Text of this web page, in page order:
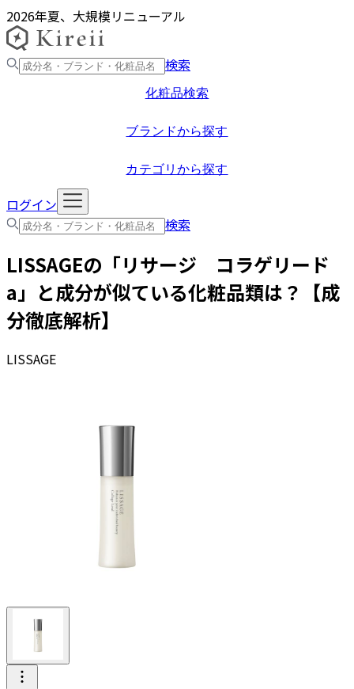
2026年夏、大規模リニューアル
検索
化粧品検索
ブランドから探す
カテゴリから探す
ログイン
検索
LISSAGEの「リサージ コラゲリード
a 」と成分が似ている化粧品類は？【成
分徹底解析】
LISSAGE